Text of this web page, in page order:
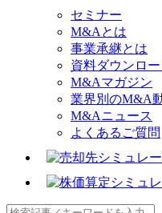
セミナー
M&Aとは
事業承継とは
資料ダウンロー
M&Aマガジン
業界別のM&A
M&Aニュース
よくあるご質問